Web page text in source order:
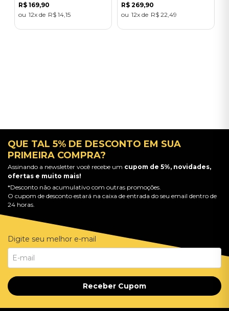
R$ 169,90
12
R$ 14 15
R$ 269,90
12
R$ 22 49
QUE TAL 5% DE DESCONTO EM SUA
PRIMEIRA COMPRA?
Assinando a newsletter você recebe um cupom de 5%, novidades,
ofertas e muito mais!
*Desconto não acumulativo com outras promoções.
O cupom de desconto estará na caixa de entrada do seu email dentro de
24 horas.
Digite seu melhor e-mail
Receber Cupom